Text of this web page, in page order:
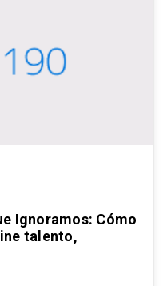
Ignoramos: Cómo
talento,